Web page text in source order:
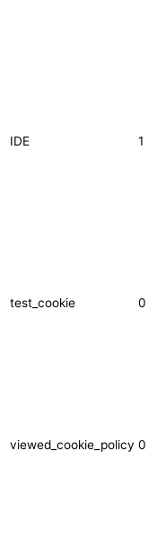
IDE 1
test_cookie 0
viewed_cookie_policy 0